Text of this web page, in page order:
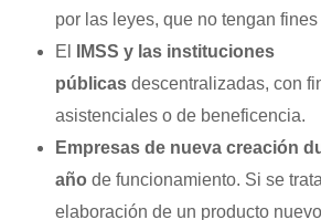
por las leyes, que no tengan
El
IMSS y las instituciones
públicas descentralizadas, con
asistenciales o de benefi­cencia.
Empresas de nueva creación
año de funcionamiento. Si se
elaboración de un producto